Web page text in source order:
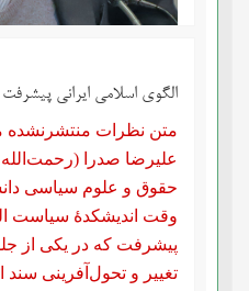
الگوی اسلامی ایرانی
متن نظرات منتشرنشده
علیرضا صدرا
حقوق و علوم سیاسی
وقت اندیشکدۀ سیاست
پیشرفت که در یکی از